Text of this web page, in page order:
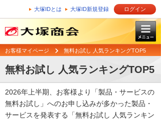
大塚IDとは 大塚ID新規登録 ログイン
お客様マイページ 無料お試し 人気ランキングTOP5
無料お試し 人気ランキングTOP5
2026年上半期、お客様より「製品・サービスの
無料お試し」へのお申し込みが多かった製品・
サービスを発表する「無料お試し 人気ランキン